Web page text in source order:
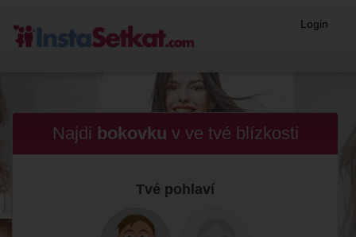
Login
Najdi bokovku v ve tvé blízkosti
Tvé pohlaví